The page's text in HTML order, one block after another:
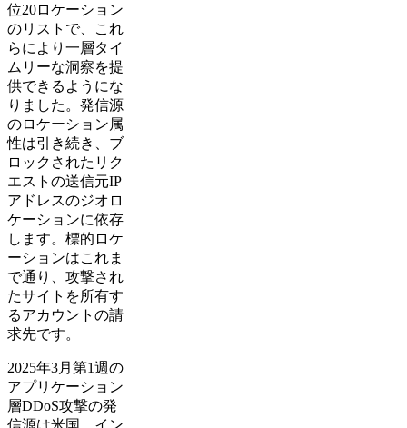
位20ロケーション
のリストで、これ
らにより一層タイ
ムリーな洞察を提
供できるようにな
りました。発信源
のロケーション属
性は引き続き、ブ
ロックされたリク
エストの送信元IP
アドレスのジオロ
ケーションに依存
します。標的ロケ
ーションはこれま
で通り、攻撃され
たサイトを所有す
るアカウントの請
求先です。
2025年3月第1週の
アプリケーション
層DDoS攻撃の発
信源は米国、イン